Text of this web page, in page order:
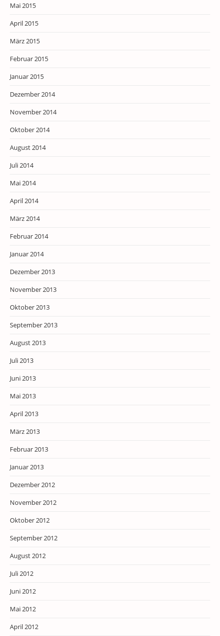
Mai 2015
April 2015
März 2015
Februar 2015
Januar 2015
Dezember 2014
November 2014
Oktober 2014
August 2014
Juli 2014
Mai 2014
April 2014
März 2014
Februar 2014
Januar 2014
Dezember 2013
November 2013
Oktober 2013
September 2013
August 2013
Juli 2013
Juni 2013
Mai 2013
April 2013
März 2013
Februar 2013
Januar 2013
Dezember 2012
November 2012
Oktober 2012
September 2012
August 2012
Juli 2012
Juni 2012
Mai 2012
April 2012